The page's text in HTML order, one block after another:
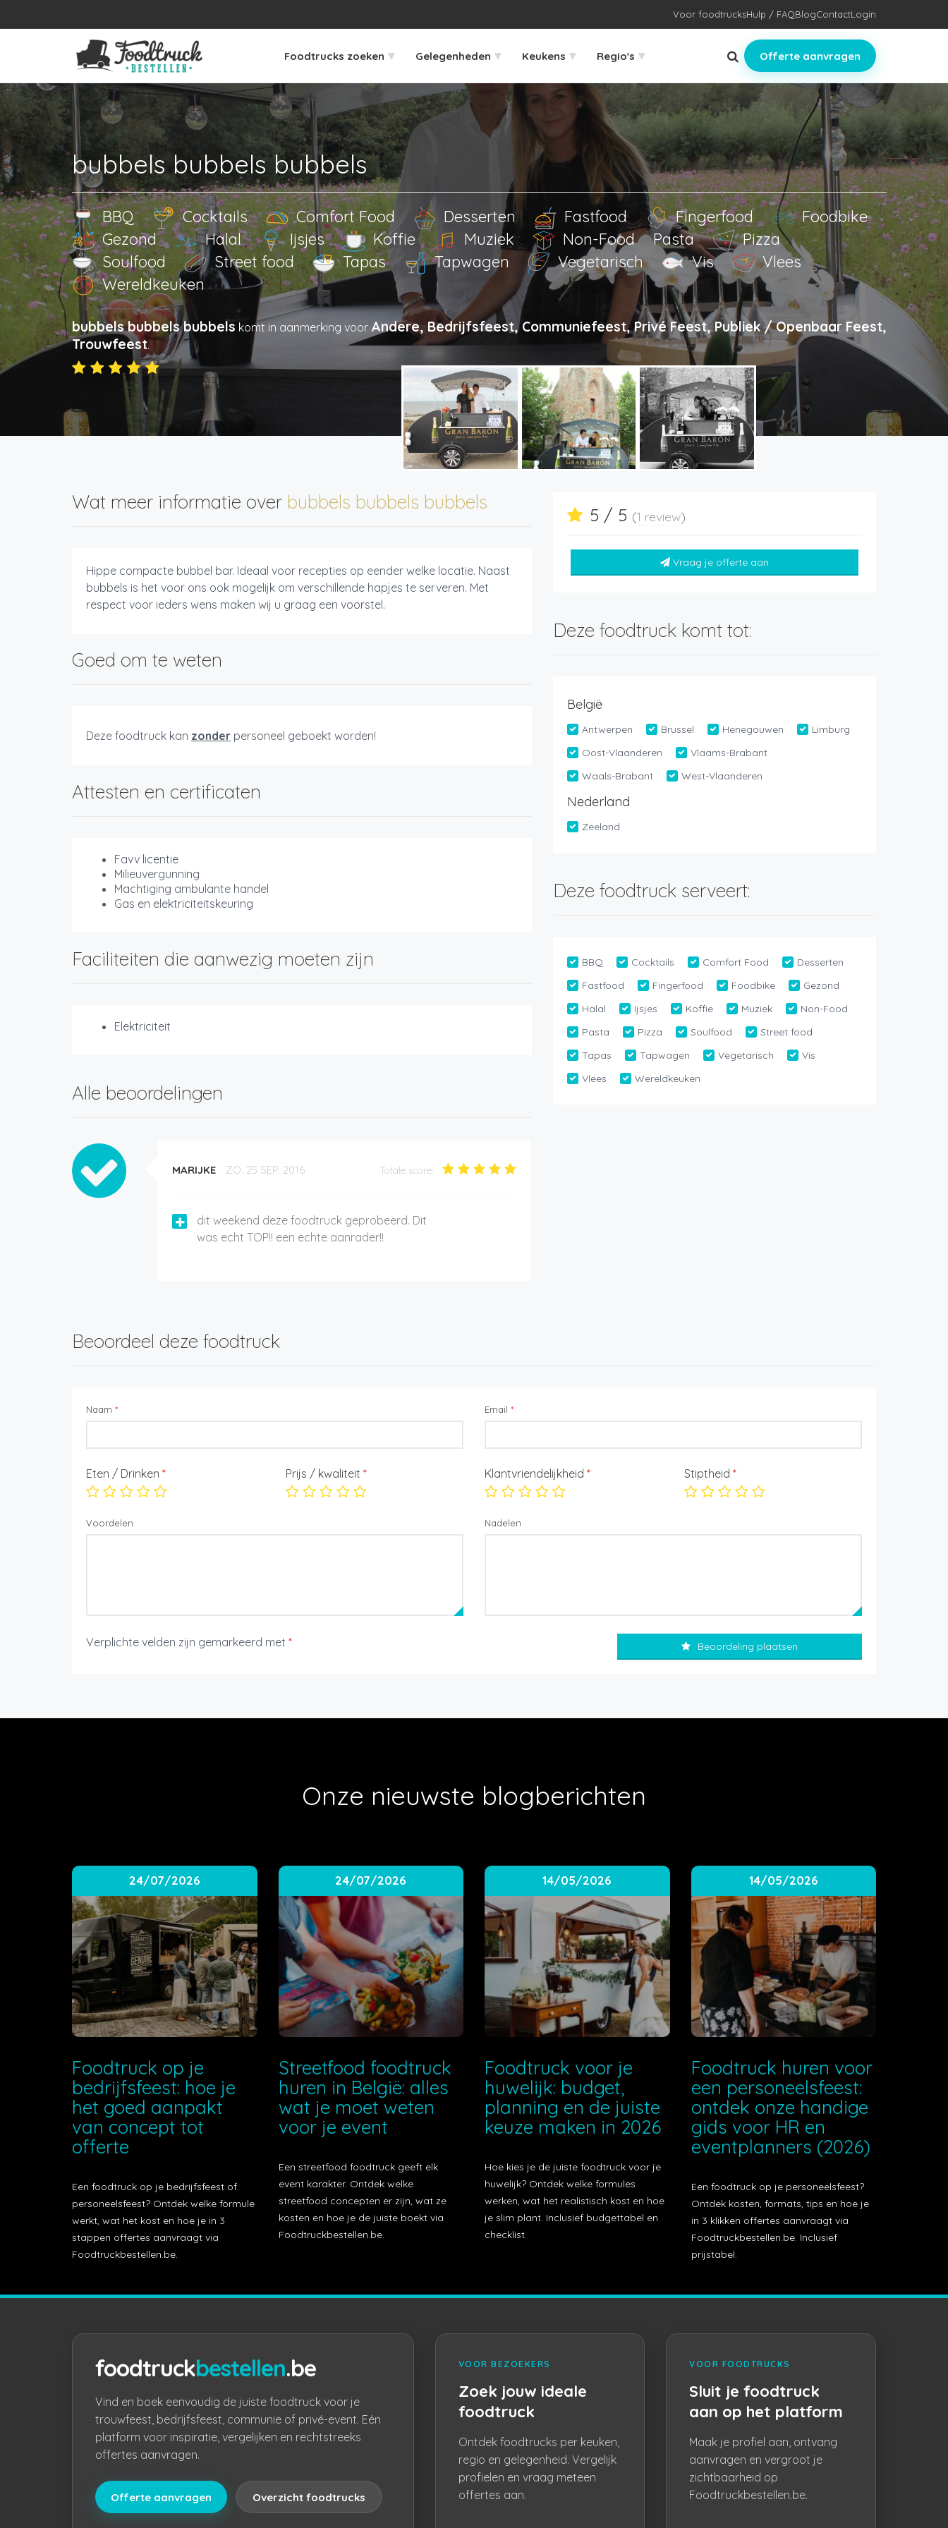
Voor foodtrucksHulp / FAQBlogContactLogin
Foodtrucks zoeken ▾ Gelegenheden ▾ Keukens ▾ Regio's ▾ Offerte aanvragen
bubbels bubbels bubbels
BBQ Cocktails Comfort Food Desserten Fastfood Fingerfood
Foodbike
Gezond
Halal Ijsjes Koffie Muziek Non-Food Pasta
Pizza
Soulfood
Street food Tapas Tapwagen Vegetarisch Vis
Vlees
Wereldkeuken
bubbels bubbels bubbels komt in aanmerking voor Andere, Bedrijfsfeest, Communiefeest, Privé Feest, Publiek / Openbaar Feest,
Trouwfeest.
Wat meer informatie over bubbels bubbels bubbels
Hippe compacte bubbel bar. Ideaal voor recepties op eender welke locatie. Naast
bubbels is het voor ons ook mogelijk om verschillende hapjes te serveren. Met
respect voor ieders wens maken wij u graag een voorstel.
Goed om te weten
Deze foodtruck kan zonder personeel geboekt worden!
Attesten en certificaten
Favv licentie
Milieuvergunning
Machtiging ambulante handel
Gas en elektriciteitskeuring
Faciliteiten die aanwezig moeten zijn
Elektriciteit
Alle beoordelingen
MARIJKE ZO. 25 SEP. 2016 Totale score:
dit weekend deze foodtruck geprobeerd. Dit
was echt TOP!! een echte aanrader!!
5 / 5 (1 review)
Vraag je offerte aan
Deze foodtruck komt tot:
België
Antwerpen Brussel Henegouwen
Limburg
Oost-Vlaanderen
Vlaams-Brabant
Waals-Brabant
West-Vlaanderen
Nederland
Zeeland
Deze foodtruck serveert:
BBQ Cocktails Comfort Food
Desserten
Fastfood
Fingerfood Foodbike
Gezond
Halal
Ijsjes Koffie Muziek
Non-Food
Pasta
Pizza Soulfood
Street food
Tapas
Tapwagen Vegetarisch
Vis
Vlees
Wereldkeuken
Beoordeel deze foodtruck
Naam * Email *
Eten / Drinken * Prijs / kwaliteit * Klantvriendelijkheid * Stiptheid *
Voordelen Nadelen
Verplichte velden zijn gemarkeerd met * Beoordeling plaatsen
Onze nieuwste blogberichten
24/07/2026
Foodtruck op je
bedrijfsfeest: hoe je
het goed aanpakt
van concept tot
offerte
Een foodtruck op je bedrijfsfeest of
personeelsfeest? Ontdek welke formule
werkt, wat het kost en hoe je in 3
stappen offertes aanvraagt via
Foodtruckbestellen.be.
24/07/2026
Streetfood foodtruck
huren in België: alles
wat je moet weten
voor je event
Een streetfood foodtruck geeft elk
event karakter. Ontdek welke
streetfood concepten er zijn, wat ze
kosten en hoe je de juiste boekt via
Foodtruckbestellen.be.
14/05/2026
Foodtruck voor je
huwelijk: budget,
planning en de juiste
keuze maken in 2026
Hoe kies je de juiste foodtruck voor je
huwelijk? Ontdek welke formules
werken, wat het realistisch kost en hoe
je slim plant. Inclusief budgettabel en
checklist.
14/05/2026
Foodtruck huren voor
een personeelsfeest:
ontdek onze handige
gids voor HR en
eventplanners (2026)
Een foodtruck op je personeelsfeest?
Ontdek kosten, formats, tips en hoe je
in 3 klikken offertes aanvraagt via
Foodtruckbestellen.be. Inclusief
prijstabel.
foodtruckbestellen.be
Vind en boek eenvoudig de juiste foodtruck voor je
trouwfeest, bedrijfsfeest, communie of privé-event. Eén
platform voor inspiratie, vergelijken en rechtstreeks
offertes aanvragen.
Offerte aanvragen Overzicht foodtrucks
VOOR BEZOEKERS
Zoek jouw ideale
foodtruck
Ontdek foodtrucks per keuken,
regio en gelegenheid. Vergelijk
profielen en vraag meteen
offertes aan.
VOOR FOODTRUCKS
Sluit je foodtruck
aan op het platform
Maak je profiel aan, ontvang
aanvragen en vergroot je
zichtbaarheid op
Foodtruckbestellen.be.